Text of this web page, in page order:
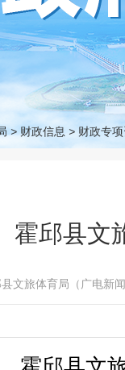
> 财政信息 > 财政专
霍邱县文
文旅体育局（广电新